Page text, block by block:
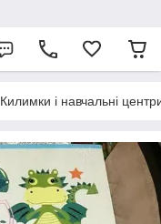
Килимки і навчальні